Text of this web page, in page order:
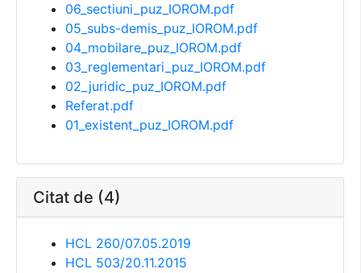
06_sectiuni_puz_IOROM.pdf
05_subs-demis_puz_IOROM.pdf
04_mobilare_puz_IOROM.pdf
03_reglementari_puz_IOROM.pdf
02_juridic_puz_IOROM.pdf
Referat.pdf
01_existent_puz_IOROM.pdf
Citat de (4)
HCL 260/07.05.2019
HCL 503/20.11.2015